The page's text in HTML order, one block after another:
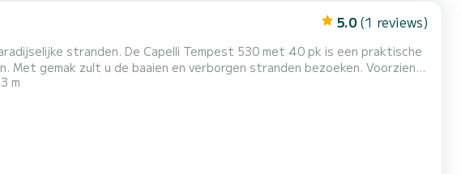
5.0 (1 reviews)
stranden. De Capelli Tempest 530 met 40 pk is een praktische
gemak zult u de baaien en verborgen stranden bezoeken. Voorzien
voor de tour
m